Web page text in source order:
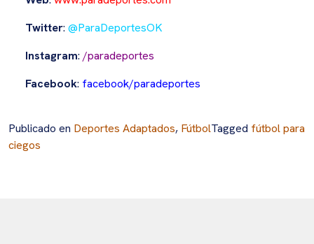
Twitter: @ParaDeportesOK
Instagram: /paradeportes
Facebook: facebook/paradeportes
Publicado en Deportes Adaptados, FútbolTagged fútbol para
ciegos